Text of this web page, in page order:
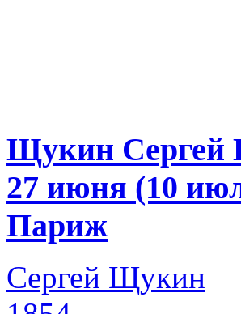
Щукин Сергей
27 июня (10
Париж
Сергей Щукин